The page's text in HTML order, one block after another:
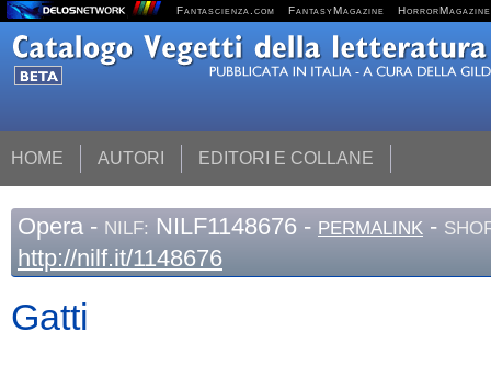
Fantascienza.com FantasyMagazine HorrorMagazine
HOME AUTORI EDITORI E COLLANE
Opera - NILF: NILF1148676 - PERMALINK -
http://nilf.it/1148676
Gatti